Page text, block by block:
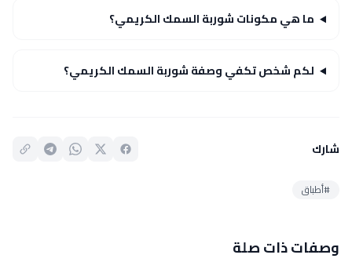
ما هي مكونات شوربة السمك الكريمي؟
لكم شخص تكفي وصفة شوربة السمك الكريمي؟
شارك
#أطباق
وصفات ذات صلة